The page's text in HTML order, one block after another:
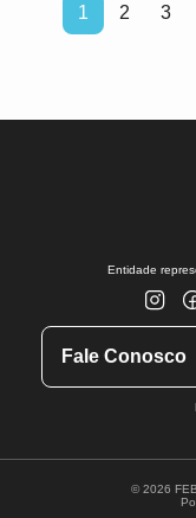
1 2 3
Entidade
Fale Conosco
© 2026